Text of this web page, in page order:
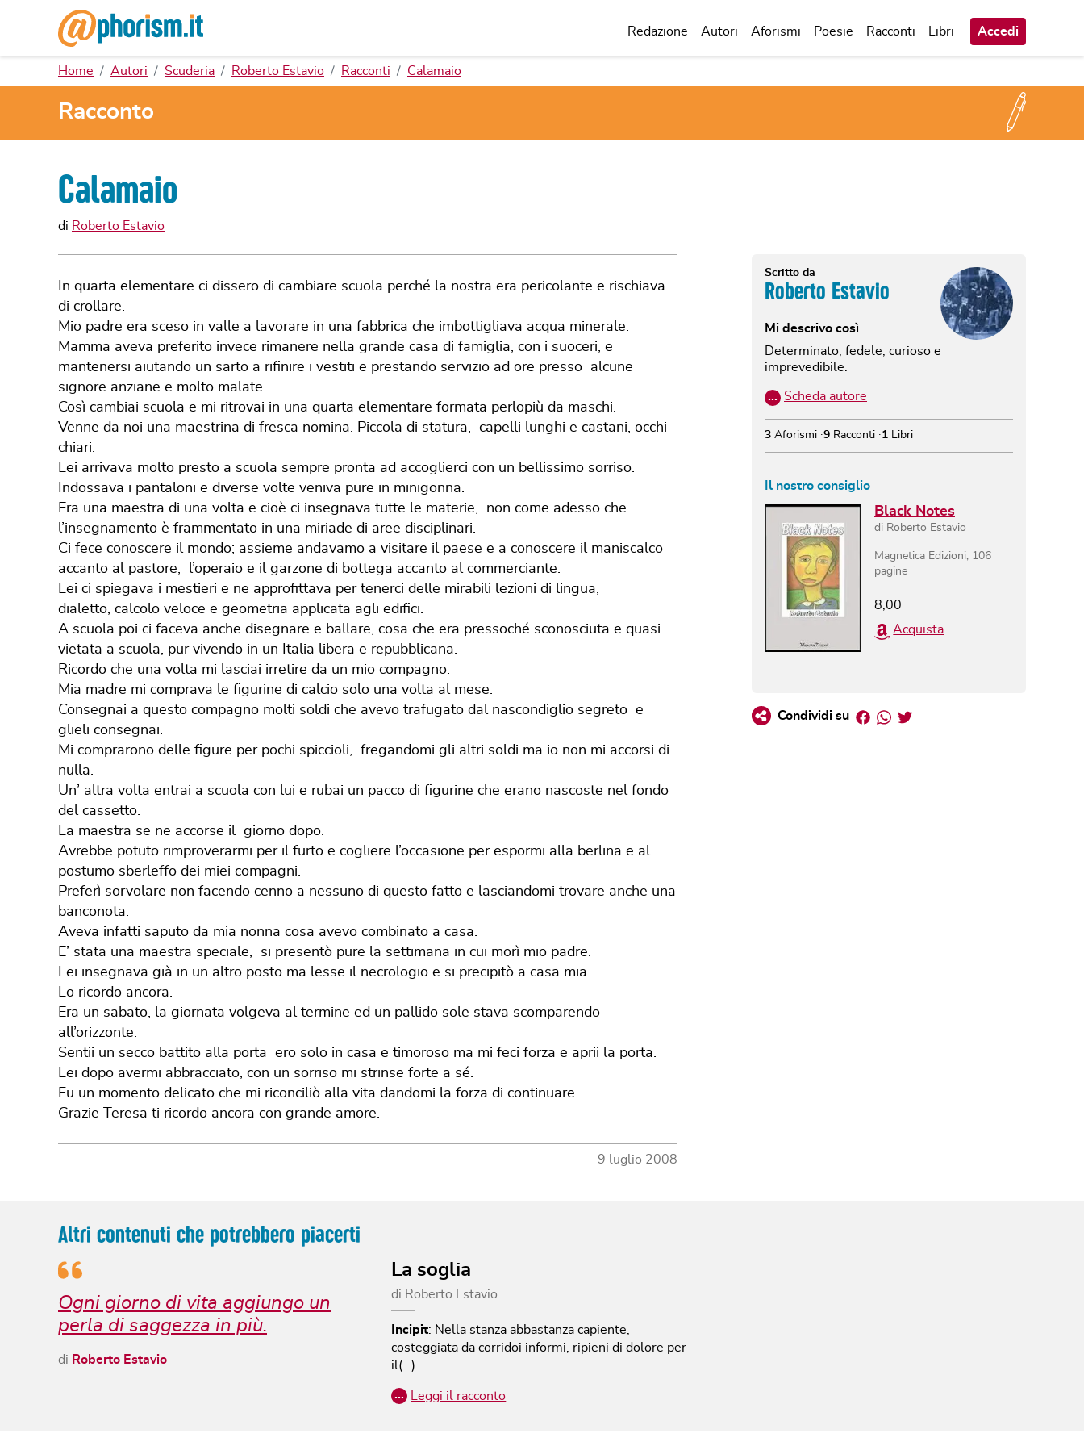
Redazione Autori Aforismi Poesie Racconti Libri Accedi
Home Autori Scuderia Roberto Estavio Racconti Calamaio
Racconto
Calamaio
di Roberto Estavio
In quarta elementare ci dissero di cambiare scuola perché la nostra era pericolante e rischiava
di crollare.
Mio padre era sceso in valle a lavorare in una fabbrica che imbottigliava acqua minerale.
Mamma aveva preferito invece rimanere nella grande casa di famiglia, con i suoceri, e
mantenersi aiutando un sarto a rifinire i vestiti e prestando servizio ad ore presso alcune
signore anziane e molto malate.
Così cambiai scuola e mi ritrovai in una quarta elementare formata perlopiù da maschi.
Venne da noi una maestrina di fresca nomina. Piccola di statura, capelli lunghi e castani, occhi
chiari.
Lei arrivava molto presto a scuola sempre pronta ad accoglierci con un bellissimo sorriso.
Indossava i pantaloni e diverse volte veniva pure in minigonna.
Era una maestra di una volta e cioè ci insegnava tutte le materie, non come adesso che
l’insegnamento è frammentato in una miriade di aree disciplinari.
Ci fece conoscere il mondo; assieme andavamo a visitare il paese e a conoscere il maniscalco
accanto al pastore, l’operaio e il garzone di bottega accanto al commerciante.
Lei ci spiegava i mestieri e ne approfittava per tenerci delle mirabili lezioni di lingua,
dialetto, calcolo veloce e geometria applicata agli edifici.
A scuola poi ci faceva anche disegnare e ballare, cosa che era pressoché sconosciuta e quasi
vietata a scuola, pur vivendo in un Italia libera e repubblicana.
Ricordo che una volta mi lasciai irretire da un mio compagno.
Mia madre mi comprava le figurine di calcio solo una volta al mese.
Consegnai a questo compagno molti soldi che avevo trafugato dal nascondiglio segreto e
glieli consegnai.
Mi comprarono delle figure per pochi spiccioli, fregandomi gli altri soldi ma io non mi accorsi di
nulla.
Un’ altra volta entrai a scuola con lui e rubai un pacco di figurine che erano nascoste nel fondo
del cassetto.
La maestra se ne accorse il giorno dopo.
Avrebbe potuto rimproverarmi per il furto e cogliere l’occasione per espormi alla berlina e al
postumo sberleffo dei miei compagni.
Preferì sorvolare non facendo cenno a nessuno di questo fatto e lasciandomi trovare anche una
banconota.
Aveva infatti saputo da mia nonna cosa avevo combinato a casa.
E’ stata una maestra speciale, si presentò pure la settimana in cui morì mio padre.
Lei insegnava già in un altro posto ma lesse il necrologio e si precipitò a casa mia.
Lo ricordo ancora.
Era un sabato, la giornata volgeva al termine ed un pallido sole stava scomparendo
all’orizzonte.
Sentii un secco battito alla porta ero solo in casa e timoroso ma mi feci forza e aprii la porta.
Lei dopo avermi abbracciato, con un sorriso mi strinse forte a sé.
Fu un momento delicato che mi riconciliò alla vita dandomi la forza di continuare.
Grazie Teresa ti ricordo ancora con grande amore.
9 luglio 2008
Scritto da
Roberto Estavio
Mi descrivo così
Determinato, fedele, curioso e
imprevedibile.
… Scheda autore
3 Aforismi 9 Racconti 1 Libri
Il nostro consiglio
Black Notes
di Roberto Estavio
Magnetica Edizioni
106
pagine
8,00
Acquista
Condividi su Facebook
Whatsapp
Twitter
Altri contenuti che potrebbero piacerti
Ogni giorno di vita aggiungo un
perla di saggezza in più.
di Roberto Estavio
La soglia
di Roberto Estavio
Incipit: Nella stanza abbastanza capiente,
costeggiata da corridoi informi, ripieni di dolore per
il(…)
… Leggi il racconto